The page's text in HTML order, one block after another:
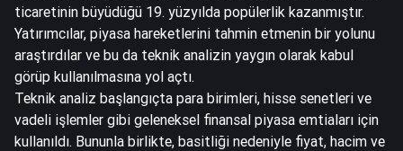
ticaretinin büyüdüğü 19. yüzyılda popülerlik kazanmıştır.
Yatırımcılar, piyasa hareketlerini tahmin etmenin bir yolunu
araştırdılar ve bu da teknik analizin yaygın olarak kabul
görüp kullanılmasına yol açtı.
Teknik analiz başlangıçta para birimleri, hisse senetleri ve
vadeli işlemler gibi geleneksel finansal piyasa emtiaları için
kullanıldı. Bununla birlikte, basitliği nedeniyle fiyat, hacim ve